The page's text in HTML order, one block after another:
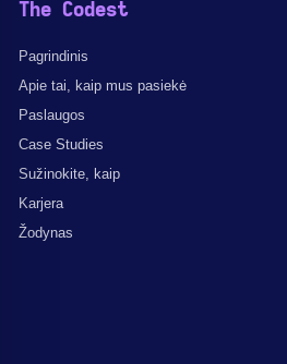
The Codest
Pagrindinis
Apie tai, kaip mus pasiekė
Paslaugos
Case Studies
Sužinokite, kaip
Karjera
Žodynas